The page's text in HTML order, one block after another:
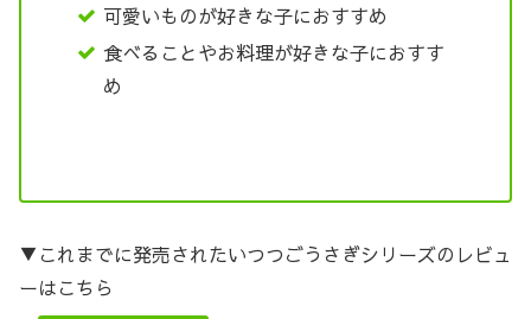
可愛いものが好きな子におすすめ
食べることやお料理が好きな子におすす
め
▼これまでに発売されたいつつごうさぎシリーズのレビュ
ーはこちら